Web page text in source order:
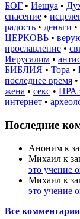
БОГ • Иешуа •
спасение •
радость • деньги •
ЦЕРКОВЬ •
прославление •
Иерусалим •
БИБЛИЯ • Тора •
последнее время •
жена • секс •
интернет •
Последние
Аноним к
Михаил к
это учение
Михаил к
это учение
Все комментарии